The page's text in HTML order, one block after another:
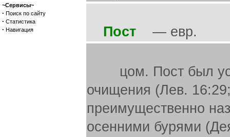
~Сервисы~
· Поиск по сайту
· Статистика
· Навигация Пост — евр.
цом. Пост был
очищения (Лев.
преимущественно
осенними бурями